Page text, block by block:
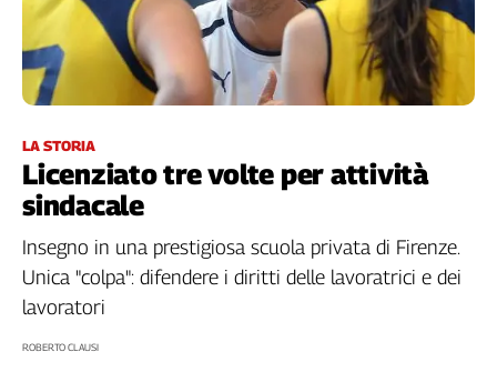
Diritti
Italia
Internazionale
Categorie
Filcams
Filctem
Fillea
Filt
Fisac
LA STORIA
Licenziato tre volte per attività
sindacale
Insegno in una prestigiosa scuola privata di Firenze.
Unica "colpa": difendere i diritti delle lavoratrici e dei
lavoratori
ROBERTO CLAUSI